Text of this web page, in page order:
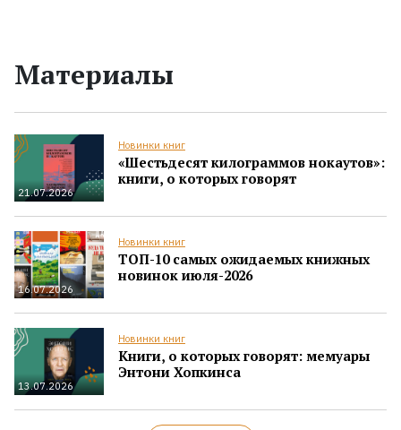
Материалы
21.07.2026
Новинки книг
«Шестьдесят килограммов нокаутов»:
книги, о которых говорят
16.07.2026
Новинки книг
ТОП-10 самых ожидаемых книжных
новинок июля-2026
13.07.2026
Новинки книг
Книги, о которых говорят: мемуары
Энтони Хопкинса